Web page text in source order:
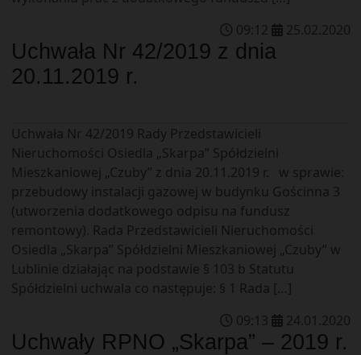
09:12 25.02.2020
Uchwała Nr 42/2019 z dnia
20.11.2019 r.
Uchwała Nr 42/2019 Rady Przedstawicieli
Nieruchomości Osiedla „Skarpa” Spółdzielni
Mieszkaniowej „Czuby” z dnia 20.11.2019 r. w sprawie:
przebudowy instalacji gazowej w budynku Gościnna 3
(utworzenia dodatkowego odpisu na fundusz
remontowy). Rada Przedstawicieli Nieruchomości
Osiedla „Skarpa” Spółdzielni Mieszkaniowej „Czuby” w
Lublinie działając na podstawie § 103 b Statutu
Spółdzielni uchwala co następuje: § 1 Rada […]
09:13 24.01 .2020
Uchwały RPNO „Skarpa” – 2019 r.